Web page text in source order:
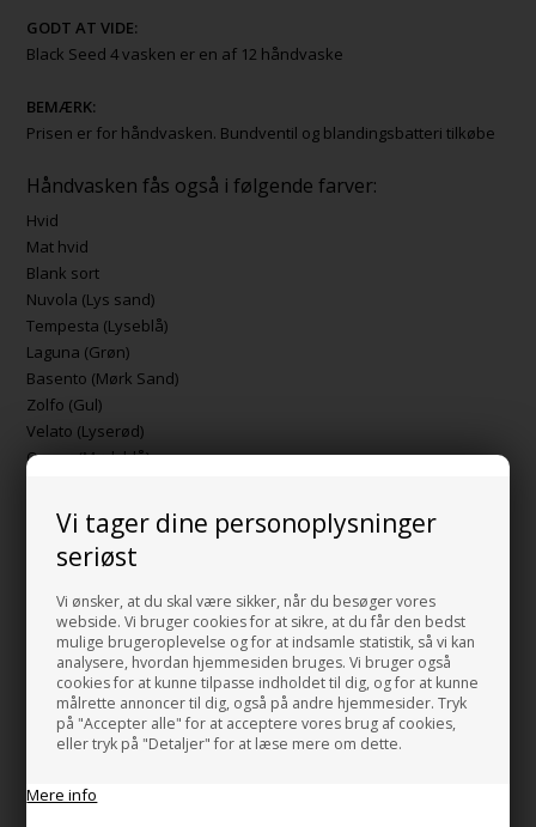
Vi tager dine personoplysninger
seriøst
Vi ønsker, at du skal være sikker, når du besøger vores
webside. Vi bruger cookies for at sikre, at du får den bedst
mulige brugeroplevelse og for at indsamle statistik, så vi kan
analysere, hvordan hjemmesiden bruges. Vi bruger også
cookies for at kunne tilpasse indholdet til dig, og for at kunne
målrette annoncer til dig, også på andre hjemmesider. Tryk
på "Accepter alle" for at acceptere vores brug af cookies,
eller tryk på "Detaljer" for at læse mere om dette.
Mere info
GODT AT VIDE:
Black Seed 4 vasken er en af 12 håndvaske
BEMÆRK:
Prisen er for håndvasken. Bundventil og blandingsbatteri tilkøbe
Håndvasken fås også i følgende farver:
Hvid
Mat hvid
Blank sort
Nuvola (Lys sand)
Tempesta (Lyseblå)
Laguna (Grøn)
Basento (Mørk Sand)
Zolfo (Gul)
Velato (Lyserød)
Ocean (Mørk blå)
MADE IN ITALY
Her kan du se alle vores
HUSK OGSÅ DISSE
Bundventil free flow VA i sort Porcelæn
+863,00 DKK
Gå til varen